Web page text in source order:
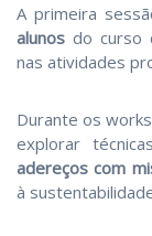
A primeira
alunos do curso
nas atividades
Durante os
explorar
adereços com
à